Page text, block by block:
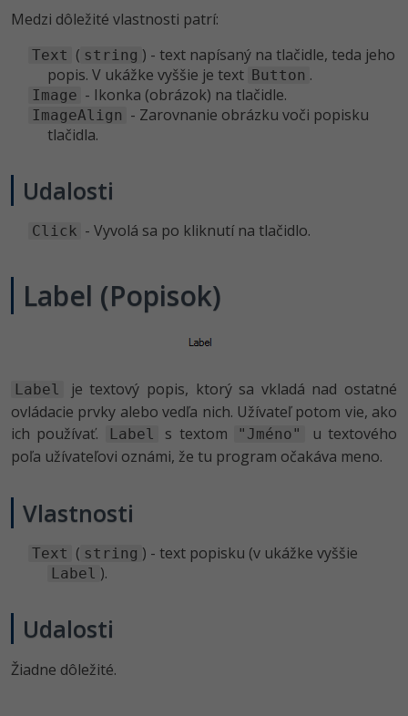
Testovanie softvéru
Marketing -30%
WordPress
SEO
UX
Business
MS Office -80%
Google Dokumenty
Time management
Fórum
Siete
Kybernetická bezpečnost
Kurzy dizajnu
HTML/CSS -80%
Photoshop -80%
Adobe Illustrator
Adobe Lightroom
Adobe XD
Adobe After Effects
Inkscape
Fotografovanie -80%
Ostatné
Fórum
Príbehy absolventov
Blog
Médiá
Medzi dôležité vlastnosti patrí:
Text ( string ) - text napísaný na tlačidle, teda jeho
popis. V ukážke vyššie je text Button .
Image - Ikonka (obrázok) na tlačidle.
ImageAlign - Zarovnanie obrázku voči popisku
tlačidla.
Udalosti
Click - Vyvolá sa po kliknutí na tlačidlo.
Label (Popisok)
Label
je textový popis, ktorý sa vkladá nad ostatné
ovládacie prvky alebo vedľa nich. Užívateľ potom vie, ako
ich používať.
Label s textom "Jméno"
u textového
poľa užívateľovi oznámi, že tu program očakáva meno.
Vlastnosti
Text ( string ) - text popisku (v ukážke vyššie
Label ).
Udalosti
Žiadne dôležité.